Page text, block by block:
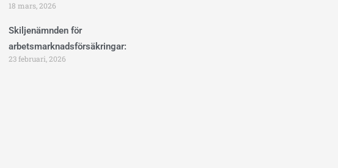
18 mars, 2026
Skiljenämnden för
arbetsmarknadsförsäkringar:
23 februari, 2026